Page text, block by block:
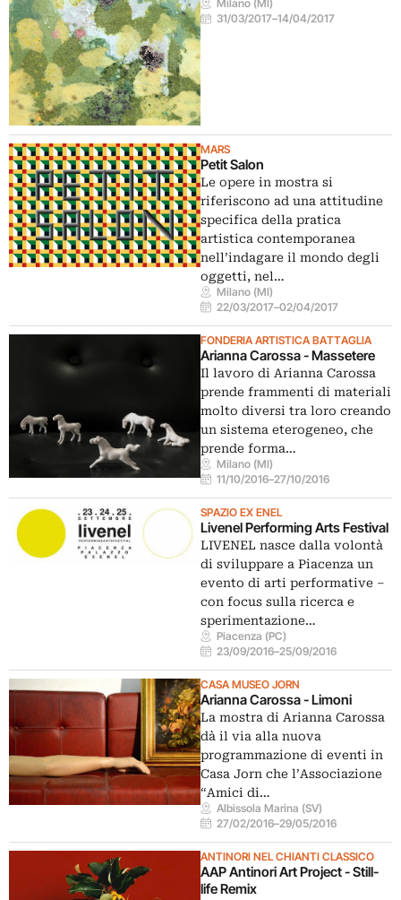
Milano (MI)
31/03/2017–14/04/2017
MARS
Petit Salon
Le opere in mostra si
riferiscono ad una attitudine
specifica della pratica
artistica contemporanea
nell’indagare il mondo degli
oggetti, nel…
Milano (MI)
22/03/2017–02/04/2017
FONDERIA ARTISTICA BATTAGLIA
Arianna Carossa - Massetere
Il lavoro di Arianna Carossa
prende frammenti di materiali
molto diversi tra loro creando
un sistema eterogeneo, che
prende forma…
Milano (MI)
11/10/2016–27/10/2016
SPAZIO EX ENEL
Livenel Performing Arts Festival
LIVENEL nasce dalla volontà
di sviluppare a Piacenza un
evento di arti performative –
con focus sulla ricerca e
sperimentazione…
Piacenza (PC)
23/09/2016–25/09/2016
CASA MUSEO JORN
Arianna Carossa - Limoni
La mostra di Arianna Carossa
dà il via alla nuova
programmazione di eventi in
Casa Jorn che l’Associazione
“Amici di…
Albissola Marina (SV)
27/02/2016–29/05/2016
ANTINORI NEL CHIANTI CLASSICO
AAP Antinori Art Project - Still-
life Remix